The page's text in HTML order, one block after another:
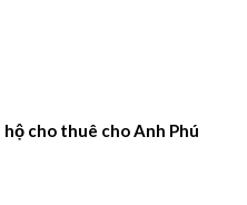
cho thuê cho Anh Phú